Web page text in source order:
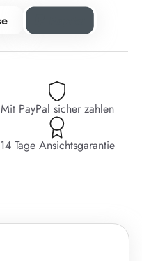
Mit PayPal sicher zahlen
14 Tage Ansichtsgarantie